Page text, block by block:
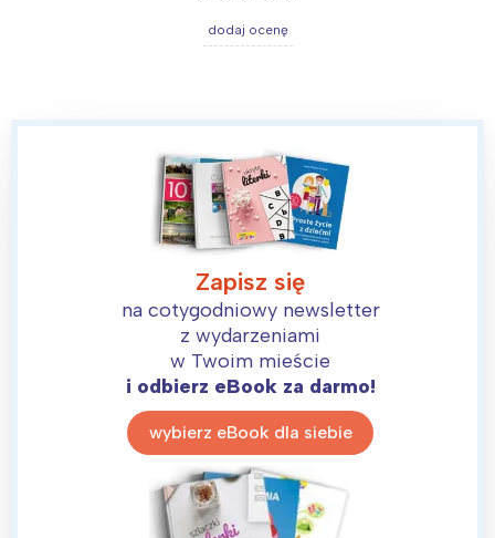
dodaj ocenę
Zapisz się
na cotygodniowy newsletter
z wydarzeniami
w Twoim mieście
i odbierz eBook za darmo!
wybierz eBook dla siebie